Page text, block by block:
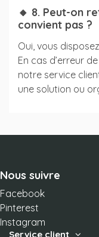
🔸 8. Peut-on
convient pas ?
Oui, vous
En cas d’erreur
notre service
une solution ou
Nous suivre
Facebook
Pinterest
Instagram
Service client